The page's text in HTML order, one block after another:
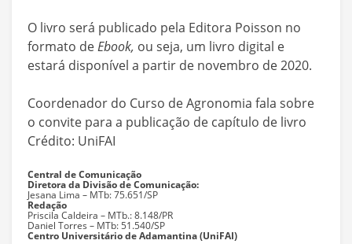
O livro será publicado pela Editora Poisson no
formato deEbook, ou seja, um livro digital e
estará disponível a partir de novembro de 2020.
Coordenador do Curso de Agronomia fala sobre
o convite para a publicação de capítulo de livro
Crédito: UniFAI
Central de Comunicação
Diretora da Divisão de Comunicação:
Jesana Lima – MTb: 75.651/SP
Redação
Priscila Caldeira – MTb.: 8.148/PR
Daniel Torres – MTb: 51.540/SP
Centro Universitário de Adamantina (UniFAI)